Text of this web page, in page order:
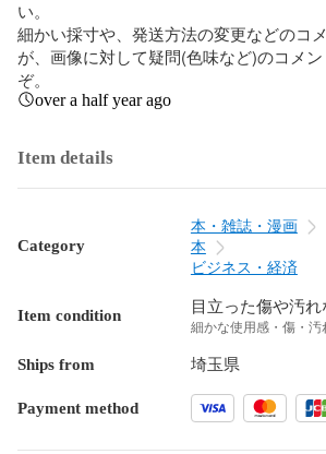
い。
細かい採寸や、発送方法の変更などのコ
が、画像に対して疑問(色味など)のコメ
ぞ。
over a half year ago
Item details
Category
本・雑誌・漫画
本
ビジネス・経済
Item condition 目立った傷や汚れ
細かな使用感・傷・
Ships from 埼玉県
Payment method